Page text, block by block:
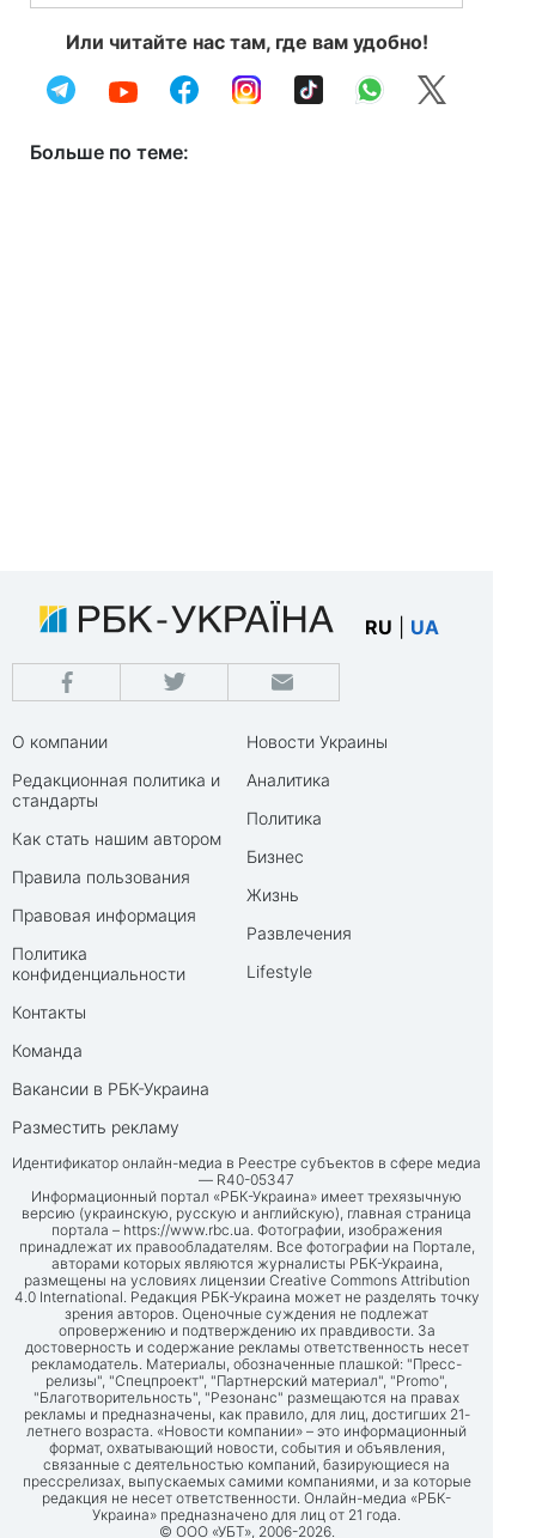
Или читайте нас там, где вам удобно!
Больше по теме:
RU UA
О компании
Редакционная политика и
стандарты
Как стать нашим автором
Правила пользования
Правовая информация
Политика
конфиденциальности
Контакты
Команда
Вакансии в РБК-Украина
Разместить рекламу
Новости Украины
Аналитика
Политика
Бизнес
Жизнь
Развлечения
Lifestyle
Идентификатор онлайн-медиа в Реестре субъектов в сфере медиа
— R40-05347
Информационный портал «РБК-Украина» имеет трехязычную
версию (украинскую, русскую и английскую), главная страница
портала – https://www.rbc.ua. Фотографии, изображения
принадлежат их правообладателям. Все фотографии на Портале,
авторами которых являются журналисты РБК-Украина,
размещены на условиях лицензии Creative Commons Attribution
4.0 International. Редакция РБК-Украина может не разделять точку
зрения авторов. Оценочные суждения не подлежат
опровержению и подтверждению их правдивости. За
достоверность и содержание рекламы ответственность несет
рекламодатель. Материалы, обозначенные плашкой: "Пресс-
релизы", "Спецпроект", "Партнерский материал", "Promo",
"Благотворительность", "Резонанс" размещаются на правах
рекламы и предназначены, как правило, для лиц, достигших 21-
летнего возраста. «Новости компании» – это информационный
формат, охватывающий новости, события и объявления,
связанные с деятельностью компаний, базирующиеся на
прессрелизах, выпускаемых самими компаниями, и за которые
редакция не несет ответственности. Онлайн-медиа «РБК-
Украина» предназначено для лиц от 21 года.
© ООО «УБТ», 2006-2026.